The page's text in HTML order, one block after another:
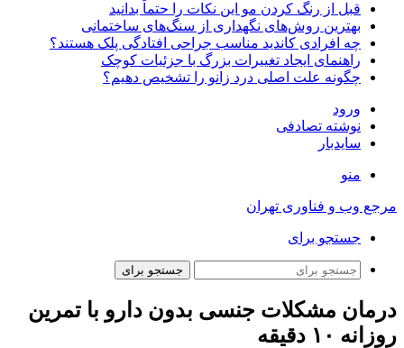
قبل از رنگ کردن مو این نکات را حتماً بدانید
بهترین روش‌های نگهداری از سنگ‌های ساختمانی
چه افرادی کاندید مناسب جراحی افتادگی پلک هستند؟
راهنمای ایجاد تغییرات بزرگ با جزئیات کوچک
چگونه علت اصلی درد زانو را تشخیص دهیم؟
ورود
نوشته تصادفی
سایدبار
منو
مرجع وب و فناوری تهران
جستجو برای
جستجو برای
درمان مشکلات جنسی بدون دارو با تمرین
روزانه ۱۰ دقیقه